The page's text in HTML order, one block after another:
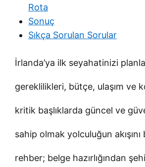
Rota
Sonuç
Sıkça Sorulan Sorular
İrlanda’ya ilk seyahatinizi
gereklilikleri, bütçe, ulaşım ve
kritik başlıklarda güncel ve
sahip olmak yolculuğun akışını
rehber; belge hazırlığından